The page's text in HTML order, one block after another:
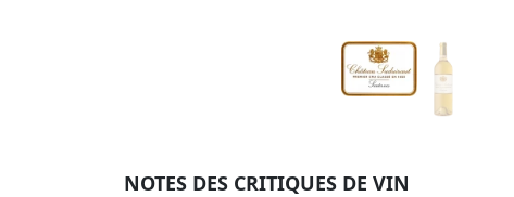
NOTES DES CRITIQUES DE VIN